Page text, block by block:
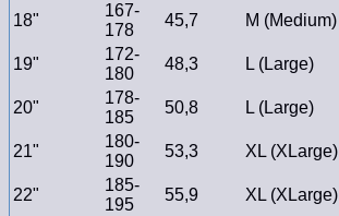
18"
167-
178
45,7 M (Medium)
19"
172-
180
48,3 L (Large)
20"
178-
185
50,8 L (Large)
21"
180-
190
53,3 XL (XLarge)
22"
185-
195
55,9 XL (XLarge)